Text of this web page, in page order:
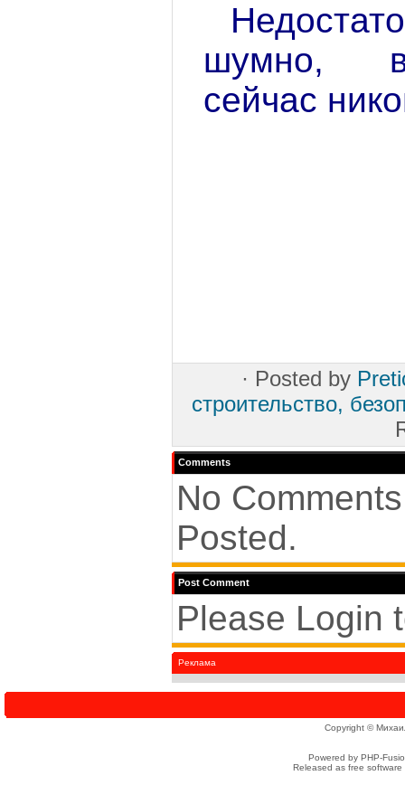
шумно,
сейчас
· Posted by
строительство,
Comments
No
Posted.
Post Comment
Please Login
Реклама
Copyright ©
Powered by PHP-
Released as free